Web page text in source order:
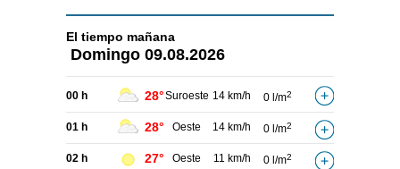
El tiempo mañana
Domingo 09.08.2026
00 h 28°Suroeste 14 km/h 0 l/m2
01 h 28° Oeste 14 km/h 0 l/m2
02 h 27° Oeste 11 km/h 0 l/m2